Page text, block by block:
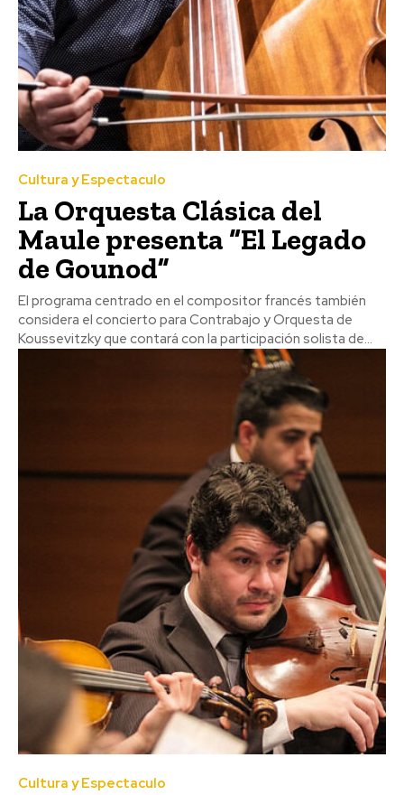
Cultura y Espectaculo
La Orquesta Clásica del
Maule presenta “El Legado
de Gounod”
El programa centrado en el compositor francés también
considera el concierto para Contrabajo y Orquesta de
Koussevitzky que contará con la participación solista de...
Cultura y Espectaculo